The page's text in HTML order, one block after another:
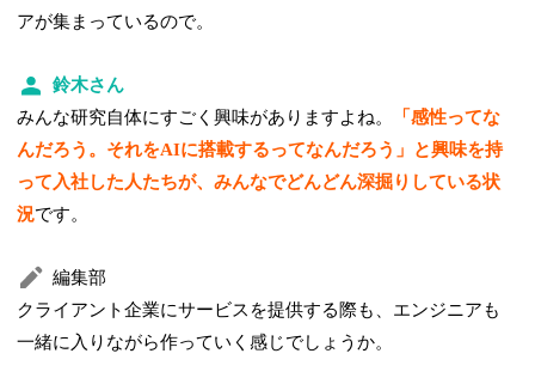
アが集まっているので。
鈴木さん
みんな研究自体にすごく興味がありますよね。
「感性ってな
んだろう。それをAIに搭載するってなんだろう」と興味を持
って入社した人たちが、みんなでどんどん深掘りしている状
況です。
編集部
クライアント企業にサービスを提供する際も、エンジニアも
一緒に入りながら作っていく感じでしょうか。